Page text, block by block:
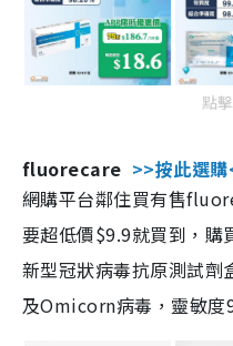
點
fluorecare >>按此選購
網購平台鄰住買有售
要超低價$9.9就買到，購
新型冠狀病毒抗原測試
及Omicorn病毒，靈敏度